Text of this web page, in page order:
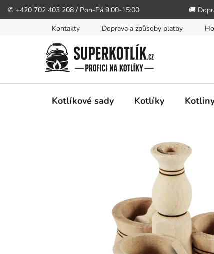
✆ +420 702 403 208 / Pon-Pá 9:00-15:00 🚚
Kontakty Doprava a způsoby platby
Kotlíkové sady Kotlíky